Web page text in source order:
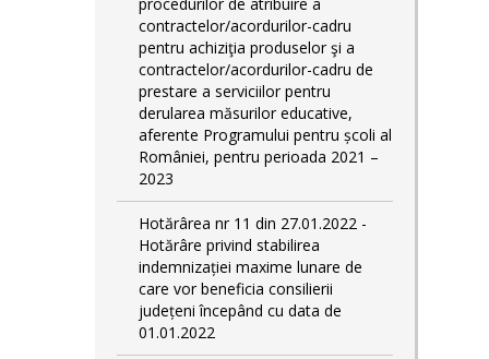
contractelor/acordurilor-cadru
pentru achiziţia produselor şi a
contractelor/acordurilor-cadru de
prestare a serviciilor pentru
derularea măsurilor educative,
aferente Programului pentru școli al
României, pentru perioada 2021 –
2023
Hotărârea nr 11 din 27.01.2022 -
Hotărâre privind stabilirea
indemnizației maxime lunare de
care vor beneficia consilierii
județeni începând cu data de
01.01.2022